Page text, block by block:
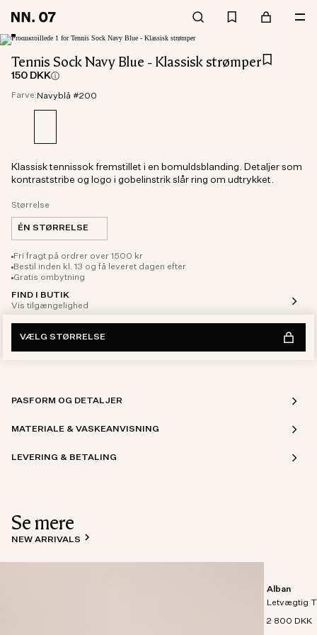
Tennis Sock Navy Blue - Klassisk strømper
150 DKK
Farve: Navyblå #200
Størrelse
ÉN STØRRELSE
Fri fragt på ordrer over 1500 kr
Bestil inden kl. 13 og få leveret dagen efter
Gratis ombytning
FIND I BUTIK
Vis tilgængelighed
Klassisk tennissok fremstillet i en bomuldsblanding. Detaljer som
kontraststribe og logo i gobelinstrik slår ring om udtrykket.
VÆLG STØRRELSE
PASFORM OG DETALJER
MATERIALE & VASKEANVISNING
LEVERING & BETALING
Se mere
NEW ARRIVALS
Alban
Letvægtig
2 800 DKK